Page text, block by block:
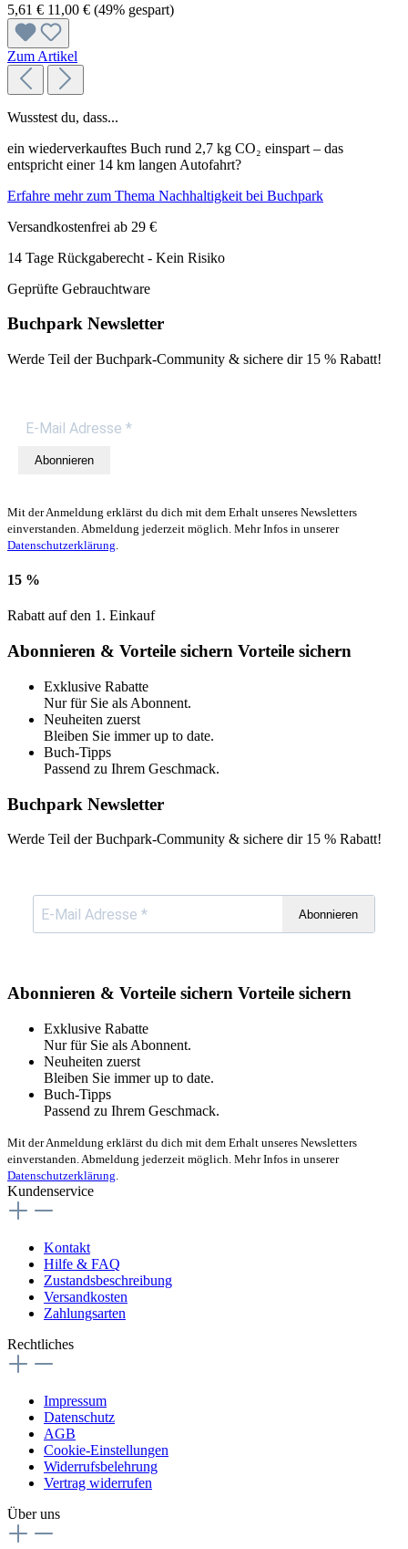
5,61 € 11,00 € (49% gespart)
Zum Artikel
Wusstest du, dass...
ein wiederverkauftes Buch rund 2,7 kg CO₂ einspart – das
entspricht einer 14 km langen Autofahrt?
Erfahre mehr zum Thema Nachhaltigkeit bei Buchpark
Versandkostenfrei ab 29 €
14 Tage Rückgaberecht - Kein Risiko
Geprüfte Gebrauchtware
Buchpark Newsletter
Werde Teil der Buchpark-Community & sichere dir 15 % Rabatt!
Abonnieren
Mit der Anmeldung erklärst du dich mit dem Erhalt unseres Newsletters
einverstanden. Abmeldung jederzeit möglich. Mehr Infos in unserer
Datenschutzerklärung
15 %
Rabatt auf den 1. Einkauf
Abonnieren & Vorteile sichern Vorteile sichern
Exklusive Rabatte
Nur für Sie als Abonnent.
Neuheiten zuerst
Bleiben Sie immer up to date.
Buch-Tipps
Passend zu Ihrem Geschmack.
Buchpark Newsletter
Werde Teil der Buchpark-Community & sichere dir 15 % Rabatt!
Abonnieren
Abonnieren & Vorteile sichern Vorteile sichern
Exklusive Rabatte
Nur für Sie als Abonnent.
Neuheiten zuerst
Bleiben Sie immer up to date.
Buch-Tipps
Passend zu Ihrem Geschmack.
Mit der Anmeldung erklärst du dich mit dem Erhalt unseres Newsletters
einverstanden. Abmeldung jederzeit möglich. Mehr Infos in unserer
Datenschutzerklärung
Kundenservice
Kontakt
Hilfe & FAQ
Zustandsbeschreibung
Versandkosten
Zahlungsarten
Rechtliches
Impressum
Datenschutz
AGB
Cookie-Einstellungen
Widerrufsbelehrung
Vertrag widerrufen
Über uns